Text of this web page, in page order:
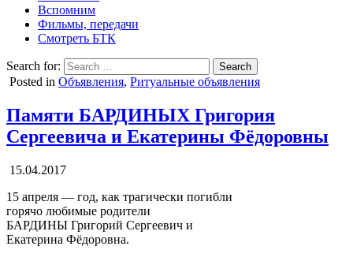
Вспомним
Фильмы, передачи
Смотреть БТК
Search for:
Posted in Объявления, Ритуальные объявления
Памяти БАРДИНЫХ Григория
Сергеевича и Екатерины Фёдоровны
15.04.2017
15 апреля — год, как трагически погибли
горячо любимые родители
БАРДИНЫ Григорий Сергеевич и
Екатерина Фёдоровна.